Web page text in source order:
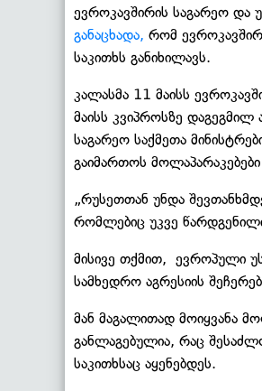
ევროკავშირის საგარეო და
განაცხადა, რომ
საკითხს განიხილავს.
კალასმა 11 მაისს
მაისს კვიპროსზე
საგარეო საქმეთა
გაიმართოს
„რუსეთთან უნდა
რომლებიც უკვე
მისივე თქმით, ევროპული
სამხედრო აგრესიის
მან მაგალითად მოიყვანა
განლაგებულია, რაც
საკითხსაც აყენებდეს.